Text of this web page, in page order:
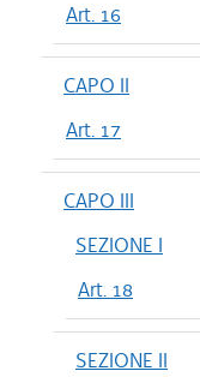
Art. 16
CAPO II
Art. 17
CAPO III
SEZIONE I
Art. 18
SEZIONE II